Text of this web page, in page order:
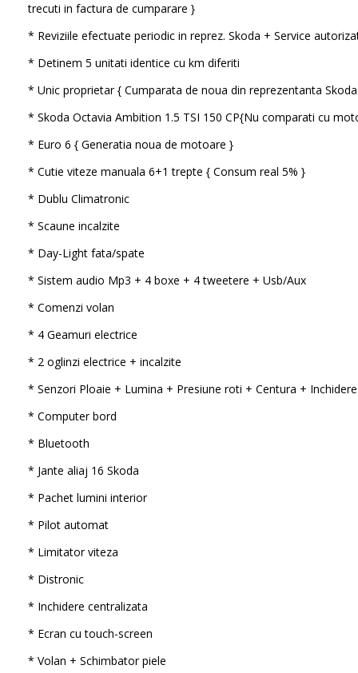
trecuti in factura de cumparare }
* Reviziile efectuate periodic in reprez. Skoda + Service
* Detinem 5 unitati identice cu km diferiti
* Unic proprietar { Cumparata de noua din reprezentanta
* Skoda Octavia Ambition 1.5 TSI 150 CP{Nu comparati cu
* Euro 6 { Generatia noua de motoare }
* Cutie viteze manuala 6+1 trepte { Consum real 5% }
* Dublu Climatronic
* Scaune incalzite
* Day-Light fata/spate
* Sistem audio Mp3 + 4 boxe + 4 tweetere + Usb/Aux
* Comenzi volan
* 4 Geamuri electrice
* 2 oglinzi electrice + incalzite
* Senzori Ploaie + Lumina + Presiune roti + Centura + Inchidere
* Computer bord
* Bluetooth
* Jante aliaj 16 Skoda
* Pachet lumini interior
* Pilot automat
* Limitator viteza
* Distronic
* Inchidere centralizata
* Ecran cu touch-screen
* Volan + Schimbator piele